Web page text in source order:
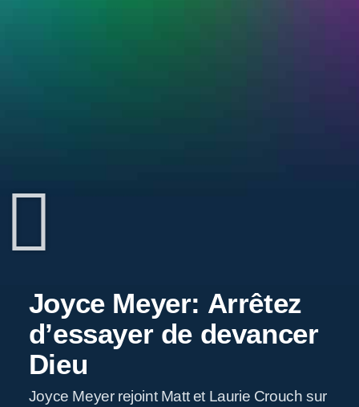
Joyce Meyer: Arrêtez
d’essayer de devancer
Dieu
Joyce Meyer rejoint Matt et Laurie Crouch sur